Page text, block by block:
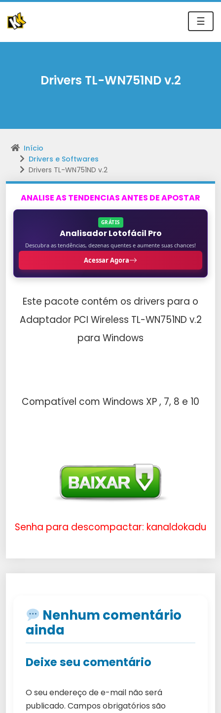
☰
Drivers TL-WN751ND v.2
Início
Drivers e Softwares
Drivers TL-WN751ND v.2
ANALISE AS TENDENCIAS ANTES DE APOSTAR
GRÁTIS
Analisador Lotofácil Pro
Descubra as tendências, dezenas quentes e aumente suas chances!
Acessar Agora
Este pacote contém os drivers para o
Adaptador PCI Wireless TL-WN751ND v.2
para Windows
Compatível com Windows XP , 7, 8 e 10
Senha para descompactar: kanaldokadu
Nenhum comentário
ainda
Deixe seu comentário
O seu endereço de e-mail não será
publicado. Campos obrigatórios são